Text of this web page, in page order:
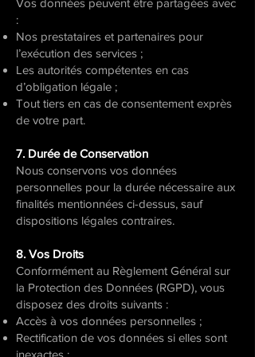
Vos données peuvent être partagées avec
:
Nos prestataires et partenaires pour
l’exécution des services ;
Les autorités compétentes en cas
d’obligation légale ;
Tout tiers en cas de consentement exprès
de votre part.
7. Durée de Conservation
Nous conservons vos données
personnelles pour la durée nécessaire aux
finalités mentionnées ci-dessus, sauf
dispositions légales contraires.
8. Vos Droits
Conformément au Règlement Général sur
la Protection des Données (RGPD), vous
disposez des droits suivants :
Accès à vos données personnelles ;
Rectification de vos données si elles sont
inexactes ;